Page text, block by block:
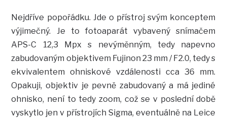
Nejdříve popořádku. Jde o přístroj svým konceptem
výjimečný. Je to fotoaparát vybavený snímačem
APS-C 12,3 Mpx s nevýměnným, tedy napevno
zabudovaným objektivem Fujinon 23 mm / F2.0, tedy s
ekvivalentem ohniskové vzdálenosti cca 36 mm.
Opakuji, objektiv je pevně zabudovaný a má jediné
ohnisko, není to tedy zoom, což se v poslední době
vyskytlo jen v přístrojích Sigma, eventuálně na Leice